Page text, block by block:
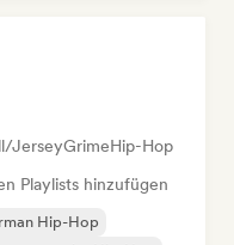
JerseyGrimeHip-Hop
Playlists hinzufügen
Hip-Hop